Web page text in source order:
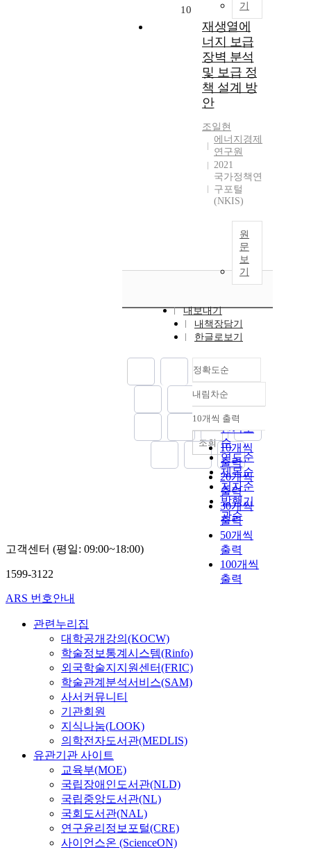
기
10
재생열에
너지 보급
장벽 분석
및 보급 정
책 설계 방
안
조일현
에너지경제
연구원
2021
국가정책연
구포털
(NKIS)
원
문
보
기
내보내기
내책장담기
한글로보기
정확도순
정확도
순
인기도
순
연도순
제목순
저자순
발행기
관순
내림차순
내림차순
10개씩 출력
10개씩
출력
20개씩
출력
30개씩
출력
50개씩
출력
100개씩
출력
조회
고객센터 (평일: 09:00~18:00)
1599-3122
ARS 번호안내
관련누리집
대학공개강의(KOCW)
학술정보통계시스템(Rinfo)
외국학술지지원센터(FRIC)
학술관계분석서비스(SAM)
사서커뮤니티
기관회원
지식나눔(LOOK)
의학전자도서관(MEDLIS)
유관기관 사이트
교육부(MOE)
국립장애인도서관(NLD)
국립중앙도서관(NL)
국회도서관(NAL)
연구윤리정보포털(CRE)
사이언스온 (ScienceON)